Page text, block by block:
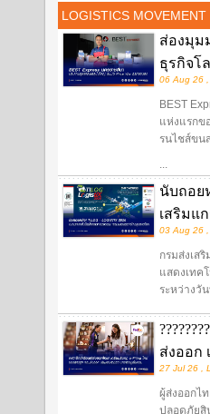
LOGISTICS MOVEMENT
ส่องมุม
ธุรกิจโ
06 Aug 26 ,
BEST
แห่งแรกข
รนไชส์ขน
...
นับถอย
เสริมแ
03 Aug 26 ,
กรมส่งเส
แสดงเทค
ระหว่างวั
ส่งออก
27 Jul 26 ,
ผู้ส่งออกไ
ปลอดภัยสิ